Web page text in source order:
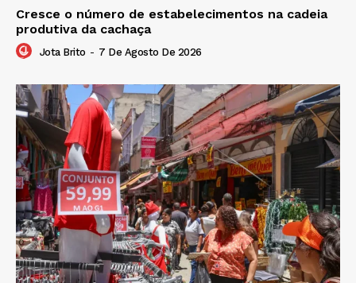
Cresce o número de estabelecimentos na cadeia
produtiva da cachaça
Jota Brito - 7 De Agosto De 2026